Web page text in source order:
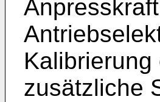
zusätzliche